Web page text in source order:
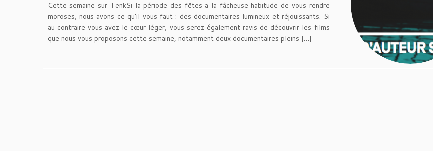
Cette semaine sur TënkSi la période des fêtes a la fâcheuse habitude de vous rendre
moroses, nous avons ce qu’il vous faut : des documentaires lumineux et réjouissants. Si
au contraire vous avez le cœur léger, vous serez également ravis de découvrir les films
que nous vous proposons cette semaine, notamment deux documentaires pleins […]